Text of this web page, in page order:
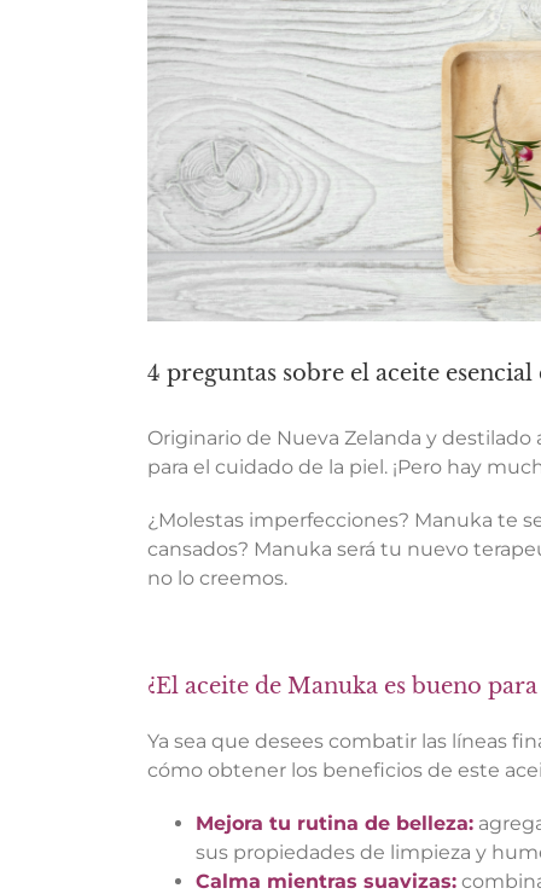
4 preguntas sobre el aceite
Originario de Nueva Zelanda y destilado
para el cuidado de la piel. ¡Pero hay
¿Molestas imperfecciones? Manuka te
cansados? Manuka será tu nuevo
no lo creemos.
¿El aceite de Manuka es bueno
Ya sea que desees combatir las líneas
cómo obtener los beneficios de este
Mejora tu rutina de belleza:
sus propiedades de limpieza y
Calma mientras suavizas: